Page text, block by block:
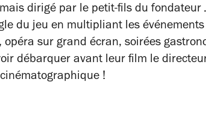
dirigé par le petit-fils du fondateur
du jeu en multipliant les
opéra sur grand écran, soirées
débarquer avant leur film le
!